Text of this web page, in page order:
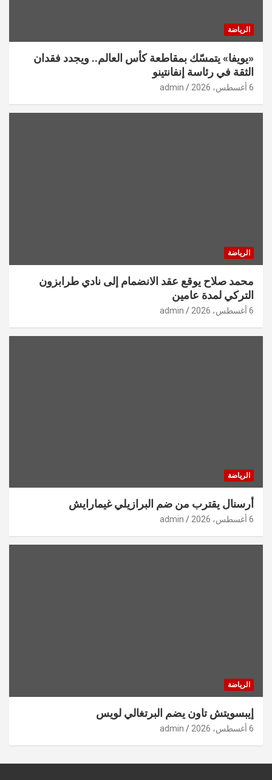
الرياضة
«يويفا» يتمسّك بمقاطعة كأس العالم.. ويجدد فقدان
الثقة في رئاسة إنفانتينو
6 أغسطس، 2026 admin
الرياضة
محمد صلاح يوقع عقد الانضمام إلى نادي طرابزون
التركي لمدة عامين
6 أغسطس، 2026 admin
الرياضة
أرسنال يقترب من ضم البرازيلي غيمارايش
6 أغسطس، 2026 admin
الرياضة
إيبسويتش تاون يضم البرتغالي لويس
6 أغسطس، 2026 admin